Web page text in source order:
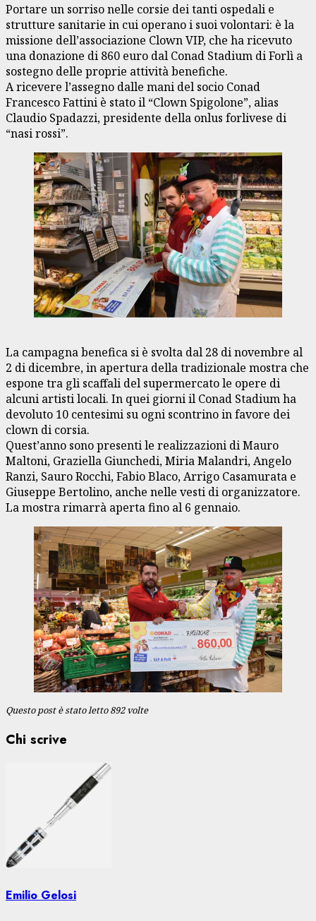
Portare un sorriso nelle corsie dei tanti ospedali e
strutture sanitarie in cui operano i suoi volontari: è la
missione dell’associazione Clown VIP, che ha ricevuto
una donazione di 860 euro dal Conad Stadium di Forlì a
sostegno delle proprie attività benefiche.
A ricevere l’assegno dalle mani del socio Conad
Francesco Fattini è stato il “Clown Spigolone”, alias
Claudio Spadazzi, presidente della onlus forlivese di
“nasi rossi”.
La campagna benefica si è svolta dal 28 di novembre al
2 di dicembre, in apertura della tradizionale mostra che
espone tra gli scaffali del supermercato le opere di
alcuni artisti locali. In quei giorni il Conad Stadium ha
devoluto 10 centesimi su ogni scontrino in favore dei
clown di corsia.
Quest’anno sono presenti le realizzazioni di Mauro
Maltoni, Graziella Giunchedi, Miria Malandri, Angelo
Ranzi, Sauro Rocchi, Fabio Blaco, Arrigo Casamurata e
Giuseppe Bertolino, anche nelle vesti di organizzatore.
La mostra rimarrà aperta fino al 6 gennaio.
Questo post è stato letto 892 volte
Chi scrive
Emilio Gelosi